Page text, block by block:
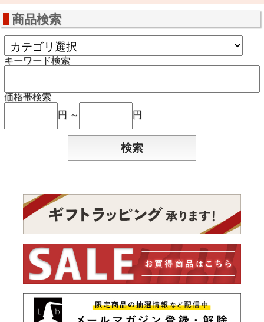
商品検索
キーワード検索
価格帯検索
円 ～
円